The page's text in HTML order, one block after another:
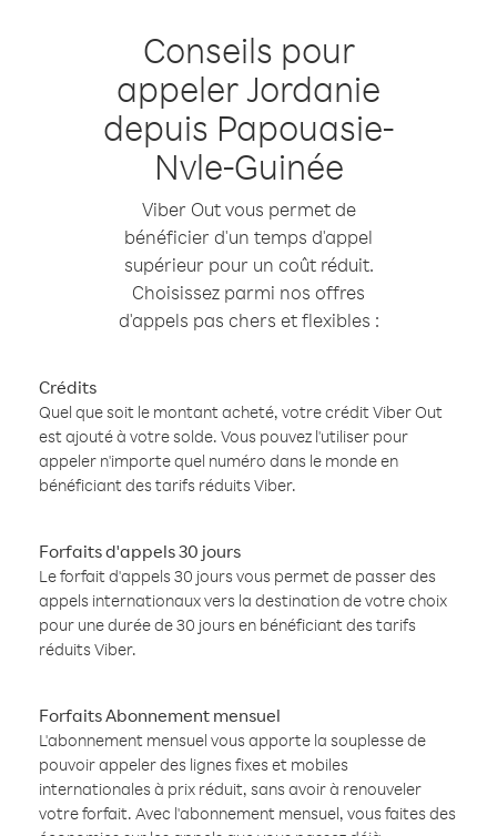
Conseils pour
appeler Jordanie
depuis Papouasie-
Nvle-Guinée
Viber Out vous permet de
bénéficier d'un temps d'appel
supérieur pour un coût réduit.
Choisissez parmi nos offres
d'appels pas chers et flexibles :
Crédits
Quel que soit le montant acheté, votre crédit Viber Out
est ajouté à votre solde. Vous pouvez l'utiliser pour
appeler n'importe quel numéro dans le monde en
bénéficiant des tarifs réduits Viber.
Forfaits d'appels 30 jours
Le forfait d'appels 30 jours vous permet de passer des
appels internationaux vers la destination de votre choix
pour une durée de 30 jours en bénéficiant des tarifs
réduits Viber.
Forfaits Abonnement mensuel
L'abonnement mensuel vous apporte la souplesse de
pouvoir appeler des lignes fixes et mobiles
internationales à prix réduit, sans avoir à renouveler
votre forfait. Avec l'abonnement mensuel, vous faites des